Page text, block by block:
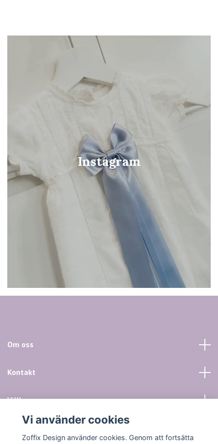
Instagram
Om oss
Kontakt
Villkor mm
Vi använder cookies
Zoffix Design använder cookies. Genom att fortsätta